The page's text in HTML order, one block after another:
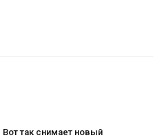
Вот так снимает новый